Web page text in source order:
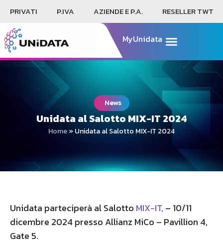
PRIVATI P.IVA AZIENDE E P.A. RESELLER TWT
MyUnidata
News
Unidata al Salotto MIX-IT 2024
Home»Unidata al Salotto MIX-IT 2024
Unidata parteciperà al Salotto MIX-IT, – 10/11
dicembre 2024 presso Allianz MiCo – Pavillion 4,
Gate 5.